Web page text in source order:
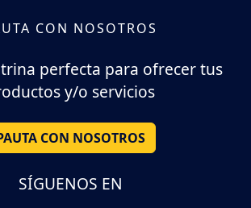
CON NOSOTROS
perfecta para ofrecer tus
y/o servicios
CON NOSOTROS
SÍGUENOS EN